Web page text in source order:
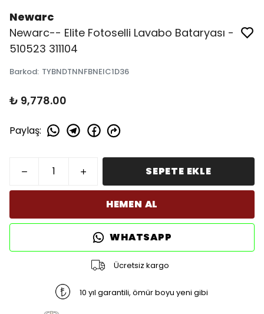
Newarc
Newarc-- Elite Fotoselli Lavabo Bataryası -
510523 311104
Barkod: TYBNDTNNFBNEIC1D36
₺ 9,778.00
Paylaş:
SEPETE EKLE
HEMEN AL
WHATSAPP
Ücretsiz kargo
10 yıl garantili, ömür boyu yeni gibi